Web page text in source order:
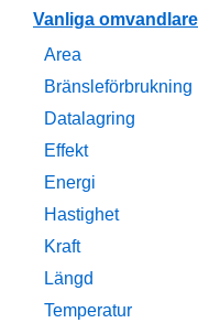
Vanliga omvandlare
Area
Bränsleförbrukning
Datalagring
Effekt
Energi
Hastighet
Kraft
Längd
Temperatur